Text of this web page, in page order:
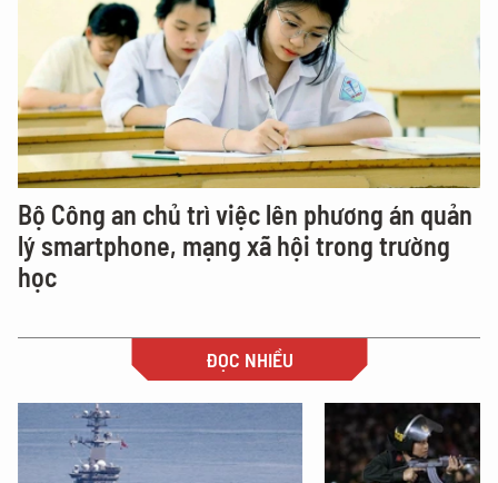
Bộ Công an chủ trì việc lên phương án quản
lý smartphone, mạng xã hội trong trường
học
ĐỌC NHIỀU